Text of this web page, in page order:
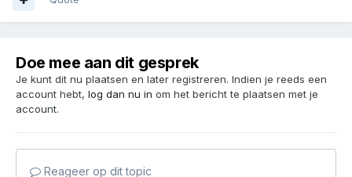
Doe mee aan dit gesprek
Je kunt dit nu plaatsen en later registreren. Indien je reeds een
account hebt, log dan nu in om het bericht te plaatsen met je
account.
Reageer op dit topic